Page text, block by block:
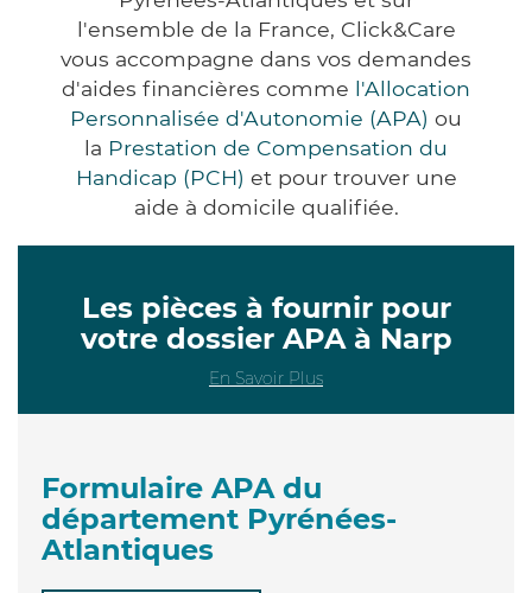
l'ensemble de la France, Click&Care
vous accompagne dans vos demandes
d'aides financières comme l'Allocation
Personnalisée d'Autonomie (APA) ou
la Prestation de Compensation du
Handicap (PCH) et pour trouver une
aide à domicile qualifiée.
Les pièces à fournir pour
votre dossier APA à Narp
En Savoir Plus
Formulaire APA du
département Pyrénées-
Atlantiques